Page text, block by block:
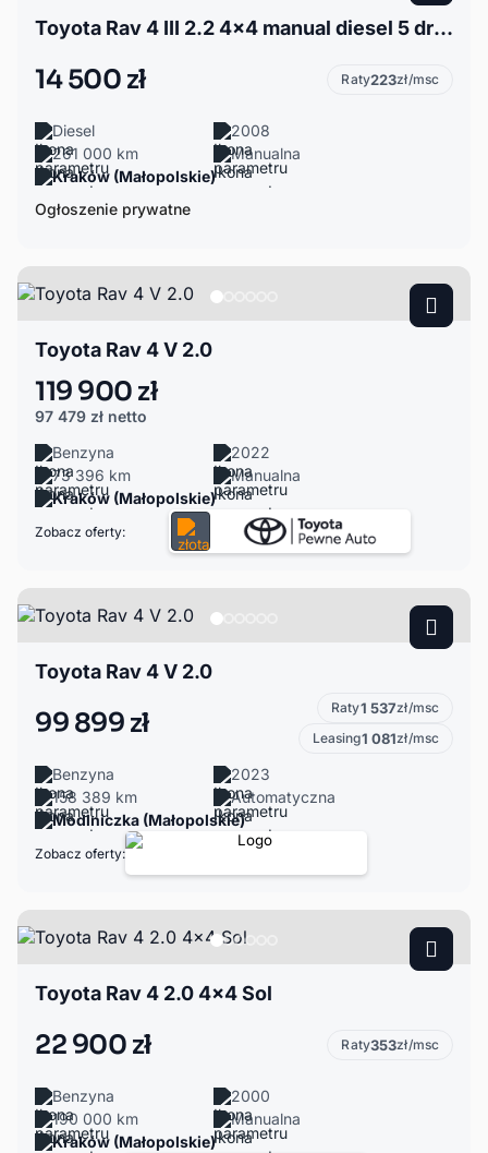
Toyota Rav 4 III 2.2 4x4 manual diesel 5 drzwi zadbany
14 500 zł Raty223zł/msc
Diesel
2008
261 000 km
Manualna
Kraków (Małopolskie)
Ogłoszenie prywatne
Toyota Rav 4 V 2.0
119 900 zł
97 479 zł netto
Benzyna
2022
73 396 km
Manualna
Kraków (Małopolskie)
Zobacz oferty:
Toyota Rav 4 V 2.0
99 899 zł Raty1 537zł/msc
Leasing1 081zł/msc
Benzyna
2023
158 389 km
Automatyczna
Modlniczka (Małopolskie)
Zobacz oferty:
Toyota Rav 4 2.0 4x4 Sol
22 900 zł Raty353zł/msc
Benzyna
2000
190 000 km
Manualna
Kraków (Małopolskie)